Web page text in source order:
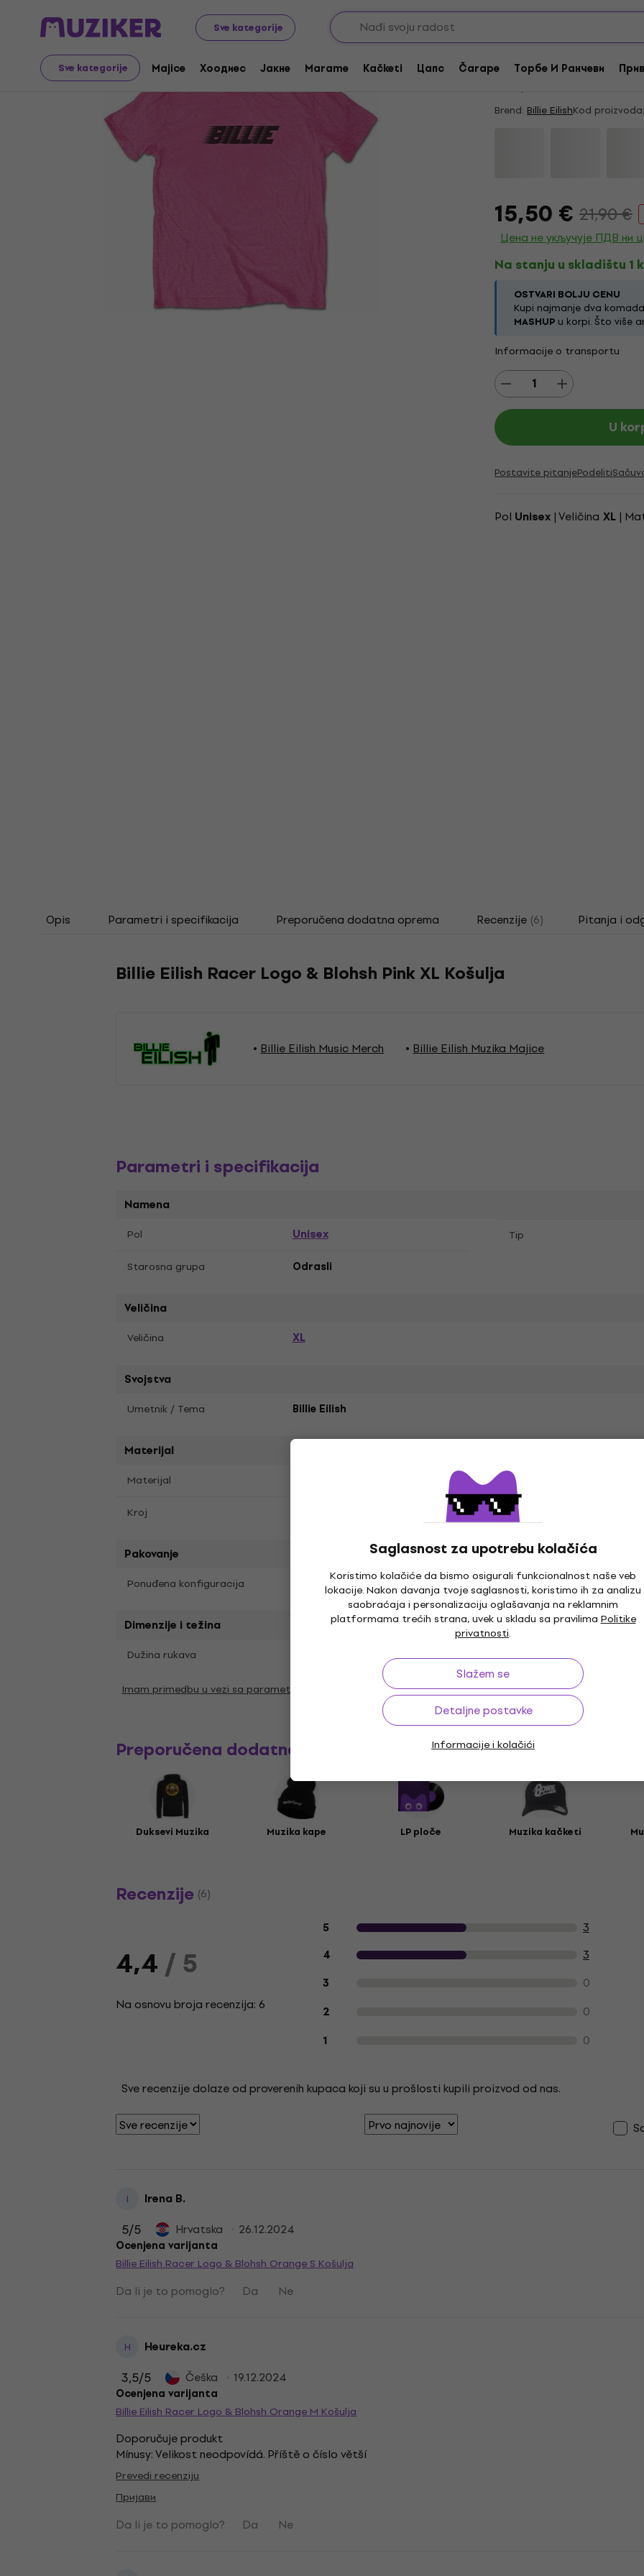
Sve kategorije
Sve kategorije Majice Хоодиес Јакне Marame Kačketi Цапс Čarape Торбе И Ранчеви
Saglasnost za upotrebu kolačića
Koristimo kolačiće da bismo osigurali funkcionalnost naše veb
lokacije. Nakon davanja tvoje saglasnosti, koristimo ih za analizu
saobraćaja i personalizaciju oglašavanja na reklamnim
platformama trećih strana, uvek u skladu sa pravilimaPolitike
privatnosti.
Slažem se
Detaljne postavke
Informacije i kolačići
Merch Music Merch
Akcija
Billie Eilish Racer
Brend: Billie EilishKod proizvoda:
15,50 € 21,90 €
Цена не укључује ПДВ ни
Na stanju u skladištu 1
OSTVARI BOLJU CENU
Kupi najmanje dva
MASHUP u korpi. Što više
Informacije o transportu
U
Postavite pitanjePodeliti
Pol Unisex | Veličina XL |
Opis Parametri i specifikacija Preporučena dodatna oprema Recenzije (6) Pitanja i
Billie Eilish Racer Logo & Blohsh Pink XL Košulja
Billie Eilish Music Merch Billie Eilish Muzika Majice
Parametri i specifikacija
Namena
Pol Unisex Tip
Starosna grupa Odrasli
Veličina
Veličina XL
Svojstva
Umetnik / Tema Billie Eilish
Materijal
Materijal Specifikacija materijala
Kroj
Pakovanje
Ponuđena konfiguracija Standardna ponuda
Dimenzije i težina
Dužina rukava
Imam primedbu u vezi sa parametrima
Preporučena dodatna oprema
Duksevi Muzika Muzika kape LP ploče Muzika kačketi
Recenzije (6)
4,4/ 5
Na osnovu broja recenzija: 6
Recenzije kupaca o proizvodu
5 3
4 3
3 0
2 0
1 0
Sve recenzije dolaze od proverenih kupaca koji su u prošlosti kupili proizvod od nas.
I Irena B.
5/5 Hrvatska 26.12.2024
Ocenjena varijanta
Billie Eilish Racer Logo & Blohsh Orange S Košulja
Da li je to pomoglo? Da Ne
H Heureka.cz
3,5/5 Češka 19.12.2024
Ocenjena varijanta
Billie Eilish Racer Logo & Blohsh Orange M Košulja
Doporučuje produkt
Mínusy: Velikost neodpovídá. Příště o číslo větší
Prevedi recenziju
Пријави
Da li je to pomoglo? Da Ne